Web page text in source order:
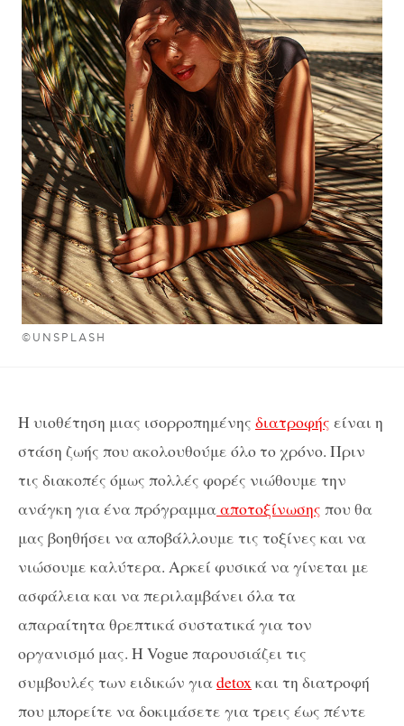
©UNSPLASH
Η υιοθέτηση μιας ισορροπημένης διατροφής είναι η
στάση ζωής που ακολουθούμε όλο το χρόνο. Πριν
τις διακοπές όμως πολλές φορές νιώθουμε την
ανάγκη για ένα πρόγραμμααποτοξίνωσης που θα
μας βοηθήσει να αποβάλλουμε τις τοξίνες και να
νιώσουμε καλύτερα. Αρκεί φυσικά να γίνεται με
ασφάλεια και να περιλαμβάνει όλα τα
απαραίτητα θρεπτικά συστατικά για τον
οργανισμό μας. Η Vogue παρουσιάζει τις
συμβουλές των ειδικών γιαdetox και τη διατροφή
που μπορείτε να δοκιμάσετε για τρεις έως πέντε